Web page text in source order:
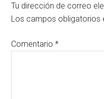
Tu dirección de correo
Los campos
Comentario*